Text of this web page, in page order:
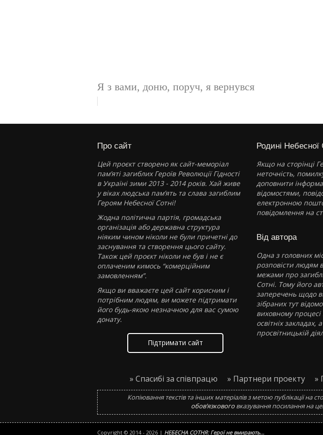
Я з вами, доню, поруч, я вернувся
Про сайт
Цей проєкт створено як сайт-меморіал
пам’яті загиблих Героїв Революції Гідності
в Україні зими 2013 - 2014 років. Хай живе
у віках людська пам’ять та слава загиблим
Героям Небесної Сотні!
Жодна політична партія, громадська
організація або державна структура
ніяким чином ніколи не були причетні до
заснування та створення цього сайту.
Також цей проєкт ніколи не був і не є
оплаченим кимось “комерційним
замовленням”.
Якщо ви вважаєте цей сайт корисним і
потрібним людям, ви можете підтримати
його будь-якою незначною для вас сумою
донату.
Підтримати сайт
Родині Небесної
Якщо на сторінці
неточність,
доповнити
відомостями,
електронною
повідомлення на
Від автора
Одна з головних
розповісти людям в
межами про
Сотні. Тому його
заперечень щодо
зібраних тут
виховному
освітніх закладах,
просвітницькій
» Спасибі за співпрацю » Партнери проекту »
Копіювання текстів та інших матеріалів з метою публікації на
обов’язковоговказування посилання на
Copyright © 2014 - 2026 | НЕБЕСНА СОТНЯ: Герої не вмирають...